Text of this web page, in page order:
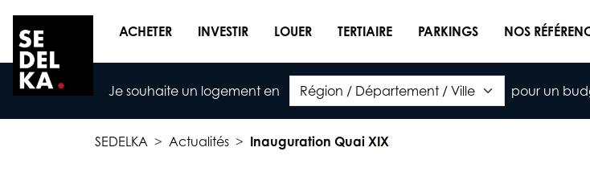
ACHETER INVESTIR LOUER TERTIAIRE PARKINGS NOS
Je souhaite un logement en pour un
SEDELKA Actualités Inauguration Quai XIX